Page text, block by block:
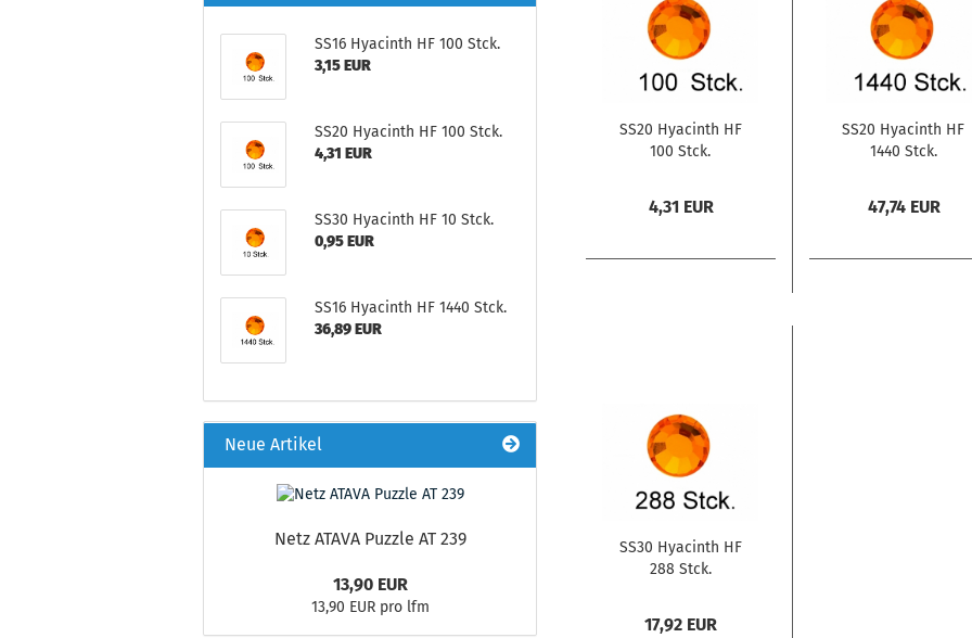
SS20 Hyacinth HF
100 Stck.
4,31 EUR
SS20 Hyacinth HF
1440 Stck.
47,74 EUR
SS30 Hyacinth HF
288 Stck.
17,92 EUR
SS16 Hyacinth HF 100 Stck.
3,15 EUR
SS20 Hyacinth HF 100 Stck.
4,31 EUR
SS30 Hyacinth HF 10 Stck.
0,95 EUR
SS16 Hyacinth HF 1440 Stck.
36,89 EUR
Neue Artikel
Netz ATAVA Puzzle AT 239
13,90 EUR
13,90 EUR pro lfm